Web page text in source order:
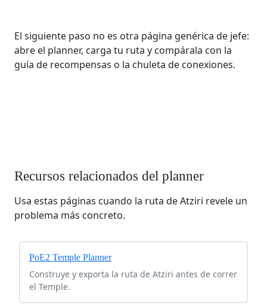
El siguiente paso no es otra página genérica de jefe:
abre el planner, carga tu ruta y compárala con la
guía de recompensas o la chuleta de conexiones.
Recursos relacionados del planner
Usa estas páginas cuando la ruta de Atziri revele un
problema más concreto.
PoE2 Temple Planner
Construye y exporta la ruta de Atziri antes de correr
el Temple.